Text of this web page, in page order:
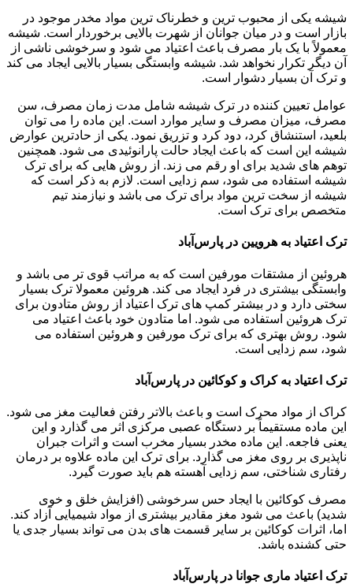
شیشه یکی از محبوب ترین و خطرناک ترین مواد مخدر موجود در
بازار است و در میان جوانان از شهرت بالایی برخوردار است. شیشه
معمولاً با یک بار مصرف باعث اعتیاد می شود و سرخوشی ناشی از
آن دیگر تکرار نخواهد شد. شیشه وابستگی بسیار بالایی ایجاد می کند
و ترک آن بسیار دشوار است.
عوامل تعیین کننده در ترک شیشه شامل مدت زمان مصرف، سن
مصرف، میزان مصرف و سایر موارد است. این ماده را می توان
بلعید، استنشاق کرد، دود کرد و تزریق نمود. یکی از حادترین عوارض
شیشه این است که باعث ایجاد حالت پارانوئیدی می شود. همچنین
توهم های شدید برای او رقم می زند. از روش هایی که برای ترک
شیشه استفاده می شود، سم زدایی است. لازم به ذکر است که
شیشه از سخت ترین مواد برای ترک می باشد و نیازمند تیم
متخصص برای ترک است.
ترک اعتیاد به هرویین در پارس‌آباد
هروئین از مشتقات مورفین است که به مراتب قوی تر می باشد و
وابستگی بیشتری در فرد ایجاد می کند. هروئین معمولا ترک بسیار
سختی دارد و در بیشتر کمپ های ترک اعتیاد از روش متادون برای
ترک هروئین استفاده می شود. اما متادون خود باعث اعتیاد می
شود. روش بهتری که برای ترک مورفین و هروئین استفاده می
شود، سم زدایی است.
ترک اعتیاد به کراک و کوکائین در پارس‌آباد
کراک از مواد محرک است و باعث بالاتر رفتن فعالیت مغز می شود.
این ماده مستقیماً بر دستگاه عصبی مرکزی اثر می گذارد و این
یعنی فاجعه. این ماده مخدر بسیار مخرب است و اثرات جبران
ناپذیری بر روی مغز می گذارد. برای ترک این ماده علاوه بر درمان
رفتاری شناختی، سم زدایی آهسته هم باید صورت گیرد.
مصرف کوکائین با ایجاد حس سرخوشی (افزایش خلق و خوی
شدید) باعث می شود مغز مقادیر بیشتری از مواد شیمیایی آزاد کند.
اما، اثرات کوکائین بر سایر قسمت های بدن می تواند بسیار جدی یا
حتی کشنده باشد.
ترک اعتیاد ماری جوانا در پارس‌آباد